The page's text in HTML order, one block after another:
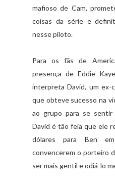
mafioso de Cam,
coisas da série e
nesse piloto.
Para os fãs de
presença de Eddie
interpreta David, um ex-
que obteve sucesso na
ao grupo para se
David é tão feia que ele
dólares para Ben
convencerem o porteiro
ser mais gentil e odiá-lo